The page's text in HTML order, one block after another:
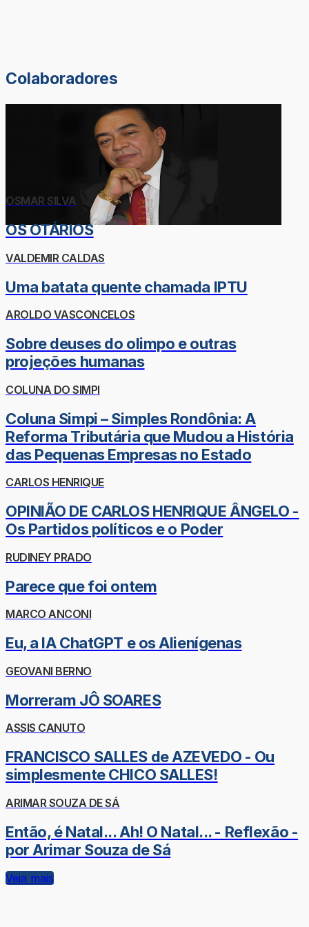
Colaboradores
OSMAR SILVA
OS OTÁRIOS
VALDEMIR CALDAS
Uma batata quente chamada IPTU
AROLDO VASCONCELOS
Sobre deuses do olimpo e outras
projeções humanas
COLUNA DO SIMPI
Coluna Simpi – Simples Rondônia: A
Reforma Tributária que Mudou a História
das Pequenas Empresas no Estado
CARLOS HENRIQUE
OPINIÃO DE CARLOS HENRIQUE ÂNGELO -
Os Partidos políticos e o Poder
RUDINEY PRADO
Parece que foi ontem
MARCO ANCONI
Eu, a IA ChatGPT e os Alienígenas
GEOVANI BERNO
Morreram JÔ SOARES
ASSIS CANUTO
FRANCISCO SALLES de AZEVEDO - Ou
simplesmente CHICO SALLES!
ARIMAR SOUZA DE SÁ
Então, é Natal... Ah! O Natal... - Reflexão -
por Arimar Souza de Sá
Veja mais